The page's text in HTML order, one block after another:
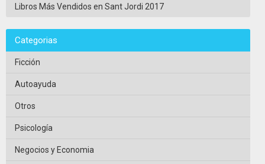
Libros Más Vendidos en Sant Jordi 2017
Categorias
Ficción
Autoayuda
Otros
Psicología
Negocios y Economia